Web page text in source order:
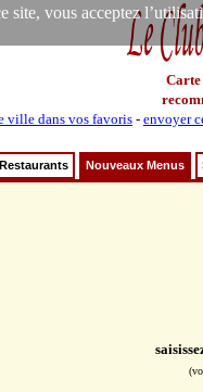
vous acceptez
Carte
ville dans vos favoris- envoyer
Nouveaux Menus